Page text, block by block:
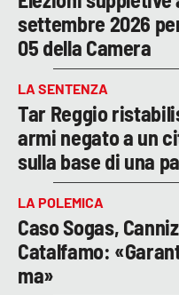
settembre 2026
05 della Camera
LA SENTENZA
Tar Reggio
armi negato a un
sulla base di una
LA POLEMICA
Caso Sogas,
Catalfamo:
ma»